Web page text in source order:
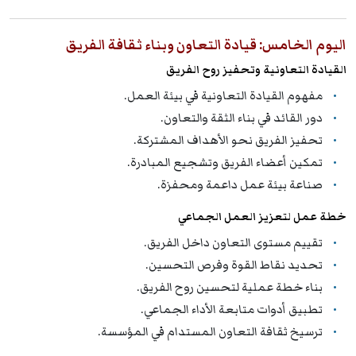
اليوم الخامس: قيادة التعاون وبناء ثقافة الفريق
القيادة التعاونية وتحفيز روح الفريق
مفهوم القيادة التعاونية في بيئة العمل.
دور القائد في بناء الثقة والتعاون.
تحفيز الفريق نحو الأهداف المشتركة.
تمكين أعضاء الفريق وتشجيع المبادرة.
صناعة بيئة عمل داعمة ومحفزة.
خطة عمل لتعزيز العمل الجماعي
تقييم مستوى التعاون داخل الفريق.
تحديد نقاط القوة وفرص التحسين.
بناء خطة عملية لتحسين روح الفريق.
تطبيق أدوات متابعة الأداء الجماعي.
ترسيخ ثقافة التعاون المستدام في المؤسسة.